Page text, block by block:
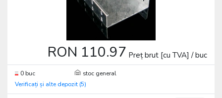
RON 110.97 Preț brut [cu TVA] / buc
0 buc
stoc general
Verificați și alte depozit (5)